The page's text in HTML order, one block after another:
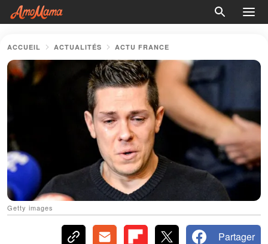
ACCUEIL ACTUALITÉS ACTU FRANCE
Getty images
Partager